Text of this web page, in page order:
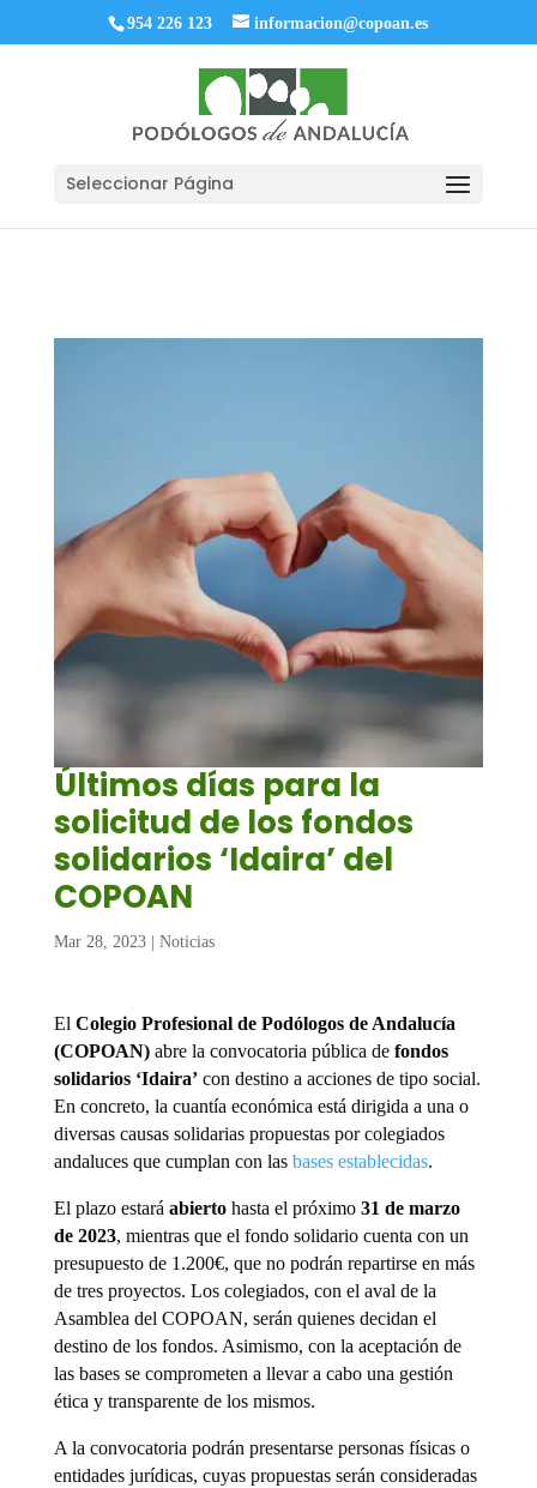
954 226 123 informacion@copoan.es
Seleccionar Página
Últimos días para la
solicitud de los fondos
solidarios ‘Idaira’ del
COPOAN
Mar 28, 2023| Noticias
El Colegio Profesional de Podólogos de Andalucía
(COPOAN)abre la convocatoria pública de fondos
solidarios ‘Idaira’con destino a acciones de tipo social.
En concreto, la cuantía económica está dirigida a una o
diversas causas solidarias propuestas por colegiados
andaluces que cumplan con las bases establecidas.
El plazo estará abiertohasta el próximo 31 de marzo
de 2023, mientras que el fondo solidario cuenta con un
presupuesto de 1.200€, que no podrán repartirse en más
de tres proyectos. Los colegiados, con el aval de la
Asamblea del COPOAN, serán quienes decidan el
destino de los fondos. Asimismo, con la aceptación de
las bases se comprometen a llevar a cabo una gestión
ética y transparente de los mismos.
A la convocatoria podrán presentarse personas físicas o
entidades jurídicas, cuyas propuestas serán consideradas